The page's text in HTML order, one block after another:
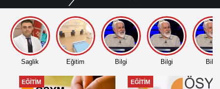
Saglik Eğitim Bilgi Bilgi Bilgi
EĞITIM EĞITIM